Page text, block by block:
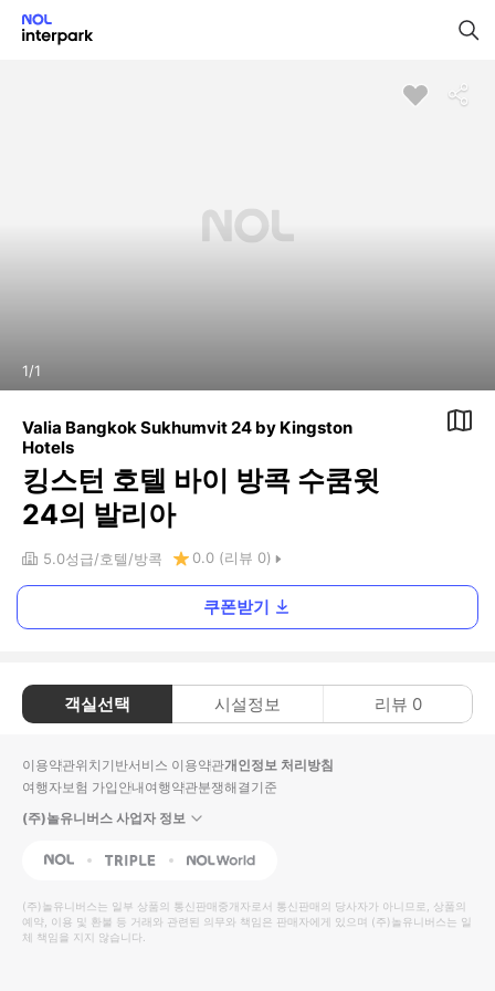
1/1
Valia Bangkok Sukhumvit 24 by Kingston
Hotels
킹스턴 호텔 바이 방콕 수쿰윗
24의 발리아
5.0성급 호텔 방콕 0.0 (리뷰 0)
쿠폰받기
객실선택 시설정보 리뷰 0
이용약관위치기반서비스 이용약관개인정보 처리방침
여행자보험 가입안내여행약관분쟁해결기준
(주)놀유니버스 사업자 정보
NOL Triple Interpark Global
(주)놀유니버스는 일부 상품의 통신판매중개자로서 통신판매의 당사자가 아니므로, 상품의
예약, 이용 및 환불 등 거래와 관련된 의무와 책임은 판매자에게 있으며 (주)놀유니버스는 일
체 책임을 지지 않습니다.